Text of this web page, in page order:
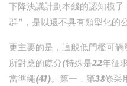
下降決議計劃本錢的認知模
群”，是以還不具有類型化的
更主要的是，這般低門檻可
所對應的處分(特殊是22年征
當準繩(41)。第一，第38條